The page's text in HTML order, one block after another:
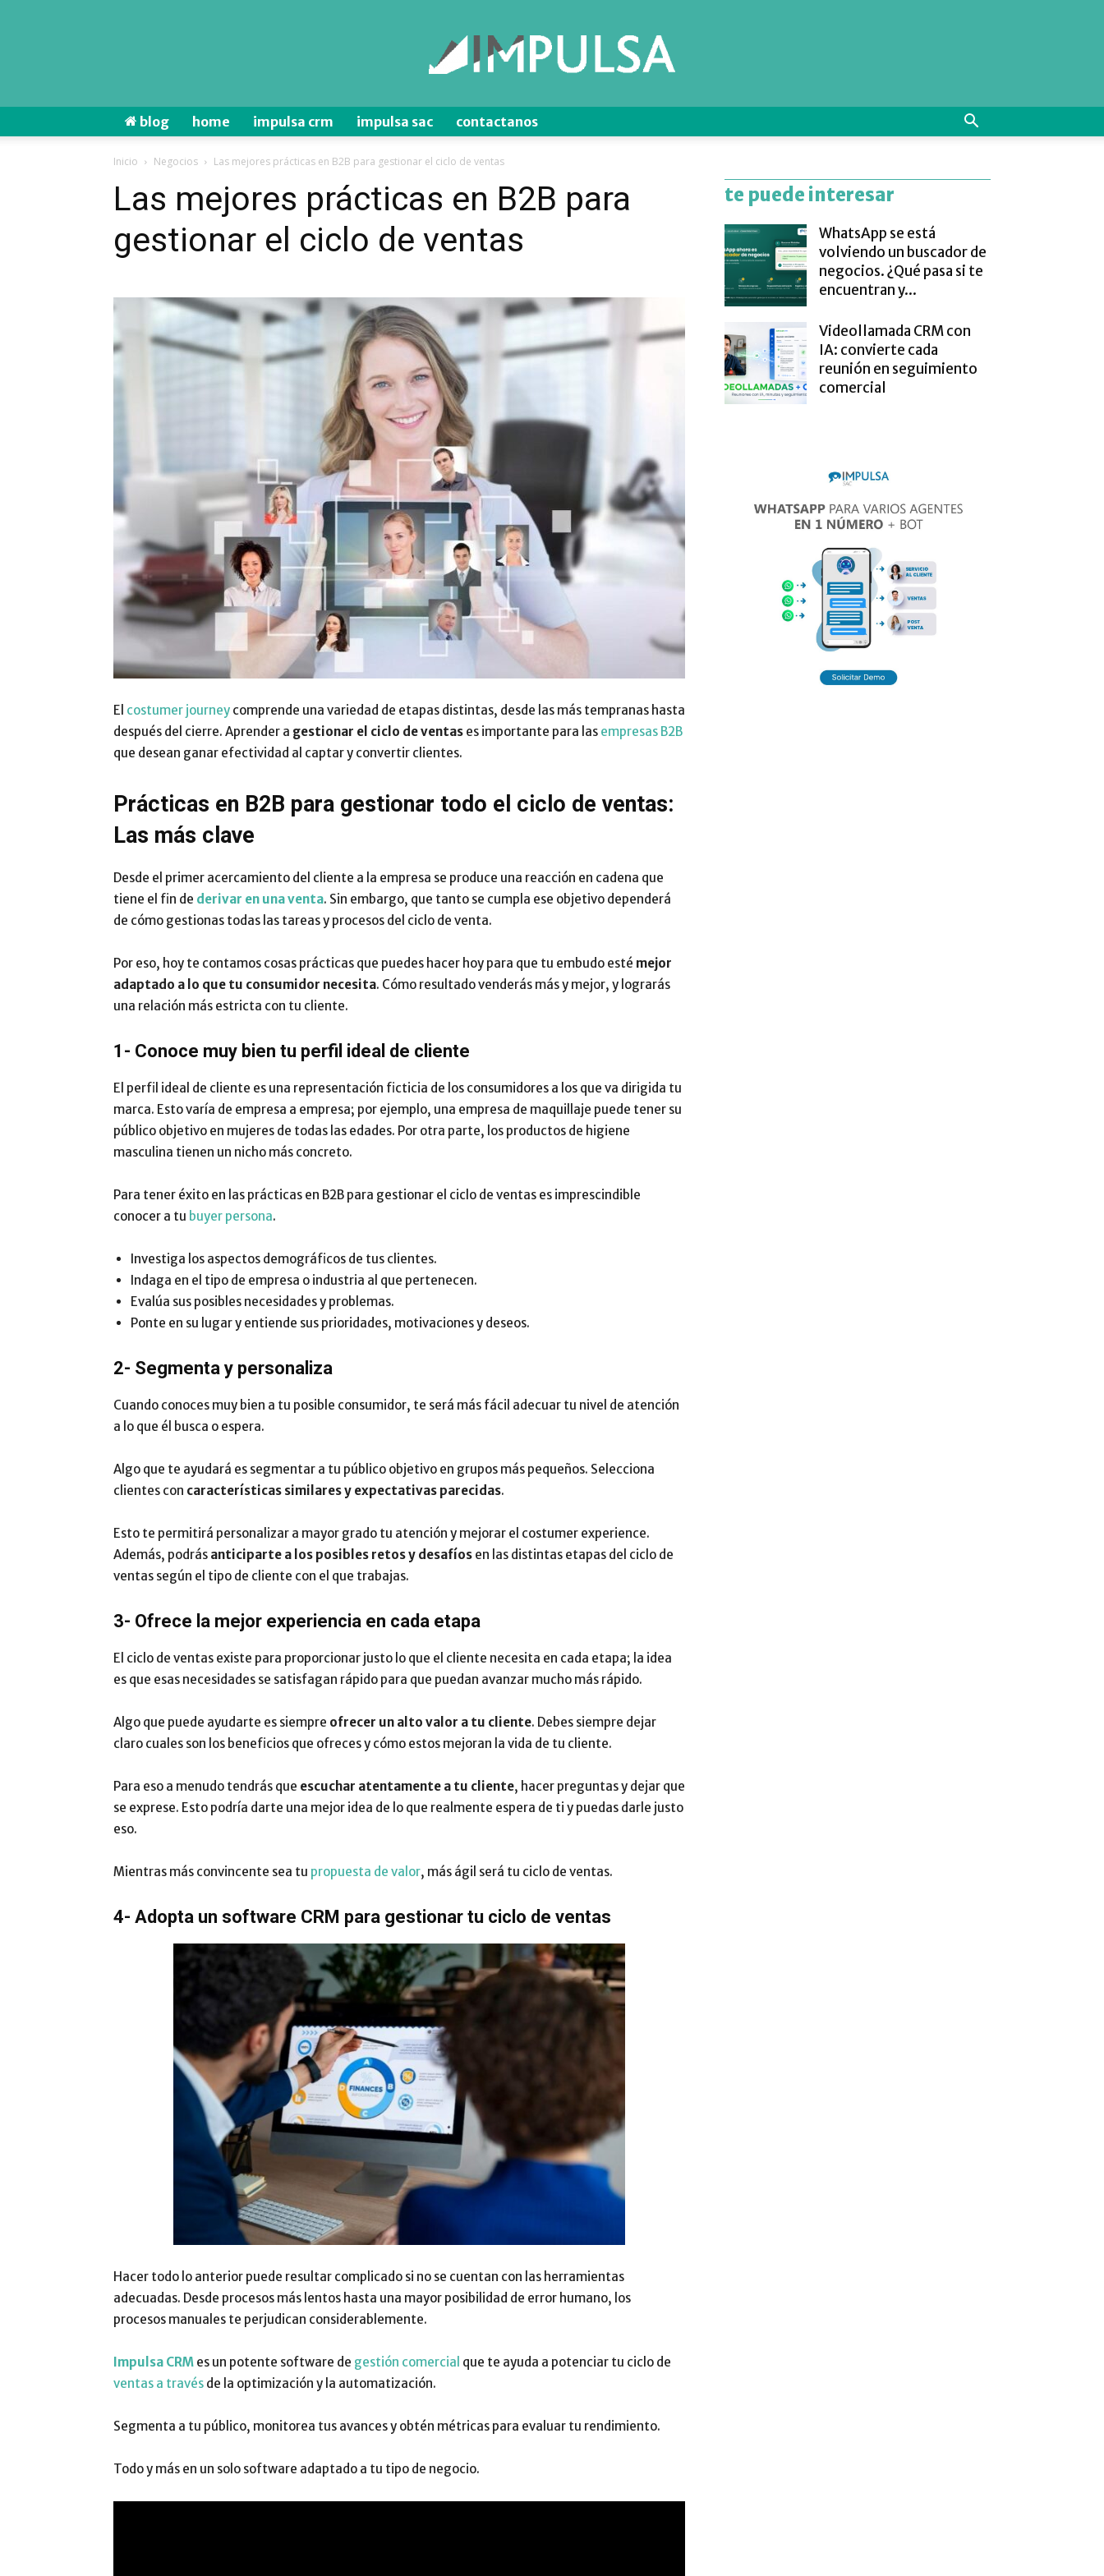
Ventas
Digitalización
blog home impulsa crm impulsa sac contactanos
Inicio Negocios Las mejores prácticas en B2B para gestionar el ciclo de ventas
Las mejores prácticas en B2B para
gestionar el ciclo de ventas
El costumer journey comprende una variedad de etapas distintas, desde las más tempranas hasta
después del cierre. Aprender a gestionar el ciclo de ventas es importante para las empresas B2B
que desean ganar efectividad al captar y convertir clientes.
Prácticas en B2B para gestionar todo el ciclo de ventas:
Las más clave
Desde el primer acercamiento del cliente a la empresa se produce una reacción en cadena que
tiene el fin de derivar en una venta. Sin embargo, que tanto se cumpla ese objetivo dependerá
de cómo gestionas todas las tareas y procesos del ciclo de venta.
Por eso, hoy te contamos cosas prácticas que puedes hacer hoy para que tu embudo esté mejor
adaptado a lo que tu consumidor necesita. Cómo resultado venderás más y mejor, y lograrás
una relación más estricta con tu cliente.
1- Conoce muy bien tu perfil ideal de cliente
El perfil ideal de cliente es una representación ficticia de los consumidores a los que va dirigida tu
marca. Esto varía de empresa a empresa; por ejemplo, una empresa de maquillaje puede tener su
público objetivo en mujeres de todas las edades. Por otra parte, los productos de higiene
masculina tienen un nicho más concreto.
Para tener éxito en las prácticas en B2B para gestionar el ciclo de ventas es imprescindible
conocer a tu buyer persona.
Investiga los aspectos demográficos de tus clientes.
Indaga en el tipo de empresa o industria al que pertenecen.
Evalúa sus posibles necesidades y problemas.
Ponte en su lugar y entiende sus prioridades, motivaciones y deseos.
2- Segmenta y personaliza
Cuando conoces muy bien a tu posible consumidor, te será más fácil adecuar tu nivel de atención
a lo que él busca o espera.
Algo que te ayudará es segmentar a tu público objetivo en grupos más pequeños. Selecciona
clientes con características similares y expectativas parecidas.
Esto te permitirá personalizar a mayor grado tu atención y mejorar el costumer experience.
Además, podrás anticiparte a los posibles retos y desafíos en las distintas etapas del ciclo de
ventas según el tipo de cliente con el que trabajas.
3- Ofrece la mejor experiencia en cada etapa
El ciclo de ventas existe para proporcionar justo lo que el cliente necesita en cada etapa; la idea
es que esas necesidades se satisfagan rápido para que puedan avanzar mucho más rápido.
Algo que puede ayudarte es siempre ofrecer un alto valor a tu cliente. Debes siempre dejar
claro cuales son los beneficios que ofreces y cómo estos mejoran la vida de tu cliente.
Para eso a menudo tendrás que escuchar atentamente a tu cliente, hacer preguntas y dejar que
se exprese. Esto podría darte una mejor idea de lo que realmente espera de ti y puedas darle justo
eso.
Mientras más convincente sea tu propuesta de valor, más ágil será tu ciclo de ventas.
4- Adopta un software CRM para gestionar tu ciclo de ventas
Hacer todo lo anterior puede resultar complicado si no se cuentan con las herramientas
adecuadas. Desde procesos más lentos hasta una mayor posibilidad de error humano, los
procesos manuales te perjudican considerablemente.
Impulsa CRM es un potente software de gestión comercial que te ayuda a potenciar tu ciclo de
ventas a través de la optimización y la automatización.
Segmenta a tu público, monitorea tus avances y obtén métricas para evaluar tu rendimiento.
Todo y más en un solo software adaptado a tu tipo de negocio.
te puede interesar
WhatsApp se está
volviendo un buscador de
negocios. ¿Qué pasa si te
encuentran y...
Videollamada CRM con
IA: convierte cada
reunión en seguimiento
comercial